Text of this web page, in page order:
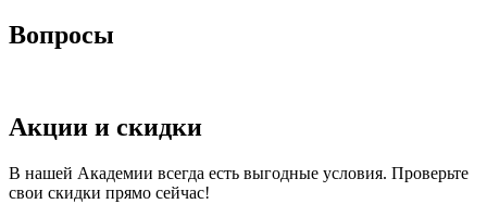
Вопросы
Акции и скидки
В нашей Академии всегда есть выгодные условия. Проверьте
свои скидки прямо сейчас!